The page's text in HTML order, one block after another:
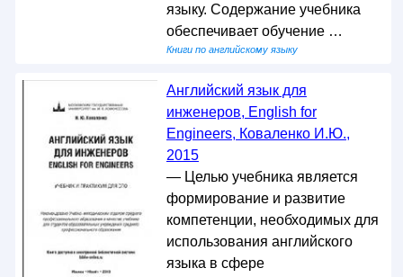
языку. Содержание учебника
обеспечивает обучение …
Книги по английскому языку
Английский язык для
инженеров, English for
Engineers, Коваленко И.Ю.,
2015
— Целью учебника является
формирование и развитие
компетенции, необходимых для
использования английского
языка в сфере